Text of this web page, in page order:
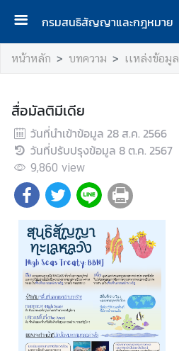
กรมสนธิสัญญาและกฎหมาย
ห
น้
เ
ร
ก
เ
กี่
ว
กั
บ
ก
ร
ม
หน้าหลัก บทความ เเหล่งข้อมูล
สื่อมัลติมีเดีย
วันที่นำเข้าข้อมูล 28 ส.ค. 2566
วันที่ปรับปรุงข้อมูล 8 ต.ค. 2567
9,860 view